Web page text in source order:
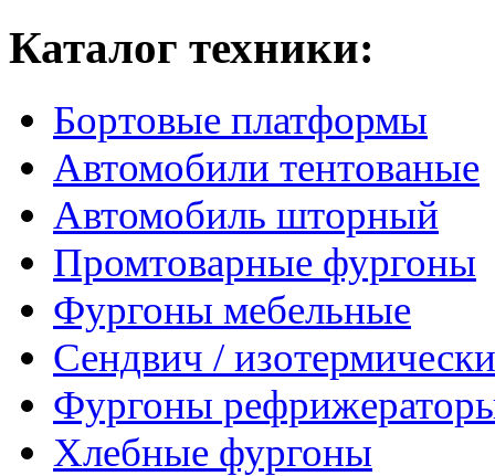
Каталог техники:
Бортовые платформы
Автомобили тентованые
Автомобиль шторный
Промтоварные фургоны
Фургоны мебельные
Сендвич /
Фургоны
Хлебные фургоны